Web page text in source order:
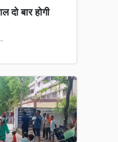
शिकंजा, गृह